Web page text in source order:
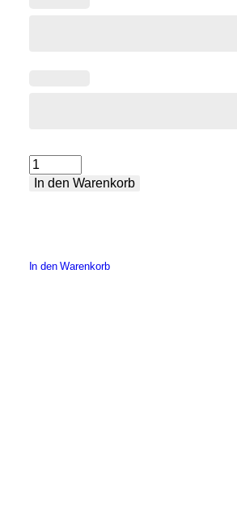
Arbeitstische
aus
In den Warenkorb
In den Warenkorb